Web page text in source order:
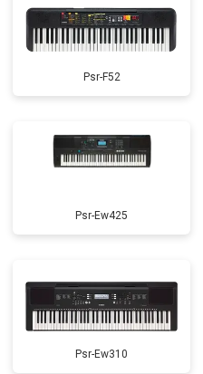
Psr-F52
Psr-Ew425
Psr-Ew310